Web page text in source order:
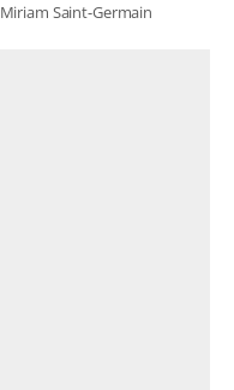
Miriam Saint-Germain